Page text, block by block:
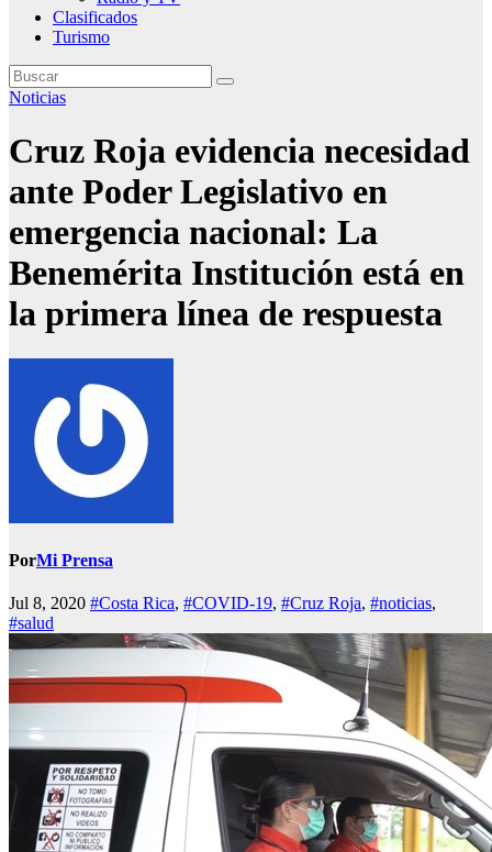
Clasificados
Turismo
Noticias
Cruz Roja evidencia necesidad
ante Poder Legislativo en
emergencia nacional: La
Benemérita Institución está en
la primera línea de respuesta
PorMi Prensa
Jul 8, 2020 #Costa Rica, #COVID-19, #Cruz Roja, #noticias,
#salud